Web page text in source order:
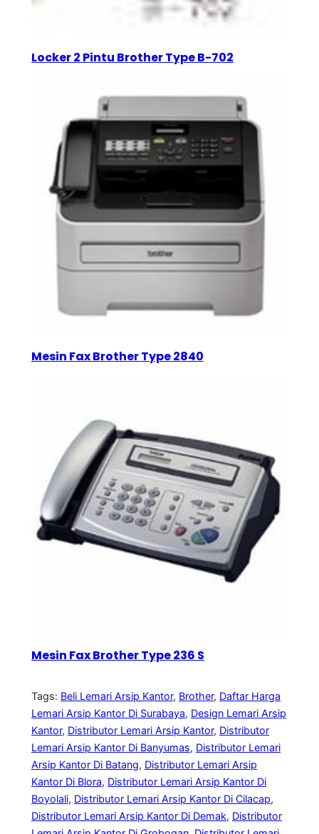
Locker 2 Pintu Brother Type B-702
Mesin Fax Brother Type 2840
Mesin Fax Brother Type 236 S
Tags: Beli Lemari Arsip Kantor, Brother, Daftar Harga
Lemari Arsip Kantor Di Surabaya, Design Lemari Arsip
Kantor, Distributor Lemari Arsip Kantor, Distributor
Lemari Arsip Kantor Di Banyumas, Distributor Lemari
Arsip Kantor Di Batang, Distributor Lemari Arsip
Kantor Di Blora, Distributor Lemari Arsip Kantor Di
Boyolali, Distributor Lemari Arsip Kantor Di Cilacap
Distributor Lemari Arsip Kantor Di Demak, Distributor